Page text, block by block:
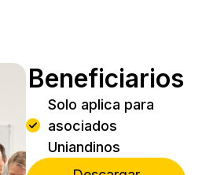
Beneficiarios
Solo aplica para
asociados
Uniandinos